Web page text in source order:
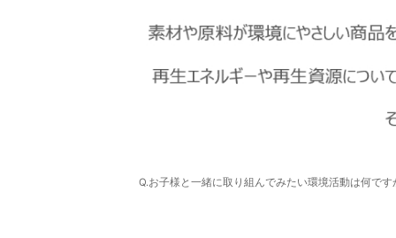
Q.お子様と一緒に取り組んでみたい環境活動は何です